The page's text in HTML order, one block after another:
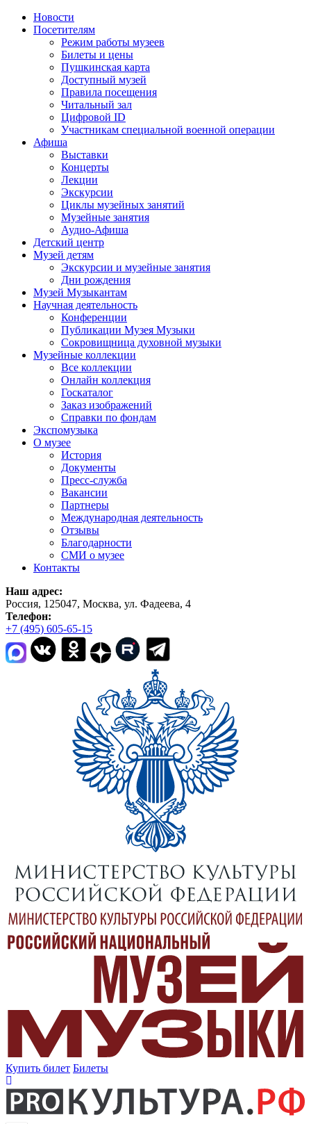
Новости
Посетителям
Режим работы музеев
Билеты и цены
Пушкинская карта
Доступный музей
Правила посещения
Читальный зал
Цифровой ID
Участникам специальной военной операции
Афиша
Выставки
Концерты
Лекции
Экскурсии
Циклы музейных занятий
Музейные занятия
Аудио-Афиша
Детский центр
Музей детям
Экскурсии и музейные занятия
Дни рождения
Музей Музыкантам
Научная деятельность
Конференции
Публикации Музея Музыки
Сокровищница духовной музыки
Музейные коллекции
Все коллекции
Онлайн коллекция
Госкаталог
Заказ изображений
Справки по фондам
Экспомузыка
О музее
История
Документы
Пресс-служба
Вакансии
Партнеры
Международная деятельность
Отзывы
Благодарности
СМИ о музее
Контакты
Наш адрес:
Россия, 125047, Москва, ул. Фадеева, 4
Телефон:
+7 (495) 605-65-15
Купить билет Билеты